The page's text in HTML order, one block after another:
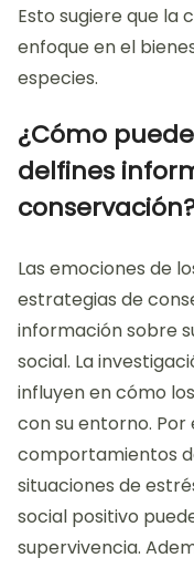
Esto sugiere que la
enfoque en el
especies.
¿Cómo
delfines
Las emociones de
estrategias de
información sobre
social. La
influyen en cómo
con su entorno.
comportamientos
situaciones de
social positivo
supervivencia.